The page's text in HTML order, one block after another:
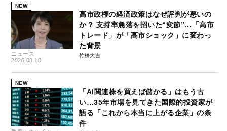
NEW
ニュース
2026.08.10
高市政権の経済政策はなぜ評判が悪いの
か？ 支持率急落を招いた“変節”…「高市
トレード」が「高市ショック」に変わっ
た背景
竹橋大吉
NEW
「AI関連株を買えば儲かる」はもう古
い…35年市場を見てきた国際的投資家が
語る「これから本当に上がる企業」の条
件